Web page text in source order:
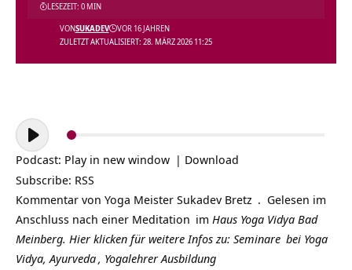
ZULETZT AKTUALISIERT: 28. MÄRZ 2026 11:25
VONSUKADEV VOR 16 JAHREN
LESEZEIT: 0 MIN
Audio-
Player
Podcast: Play in new window | Download
Subscribe: RSS
Kommentar von Yoga Meister Sukadev Bretz . Gelesen im
Anschluss nach einer Meditation im Haus Yoga Vidya Bad
Meinberg. Hier klicken für weitere Infos zu: Seminare bei Yoga
Vidya,Ayurveda, Yogalehrer Ausbildung